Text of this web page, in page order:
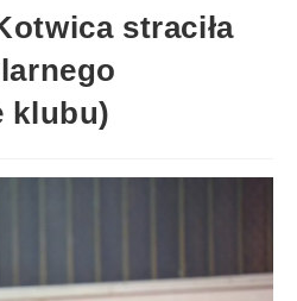
straciła
klubu)